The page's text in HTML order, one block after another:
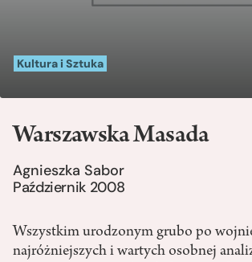
Kultura i Sztuka
Warszawska Masada
Agnieszka Sabor
Październik 2008
Wszystkim urodzonym grubo po
najróżniejszych i wartych osobnej